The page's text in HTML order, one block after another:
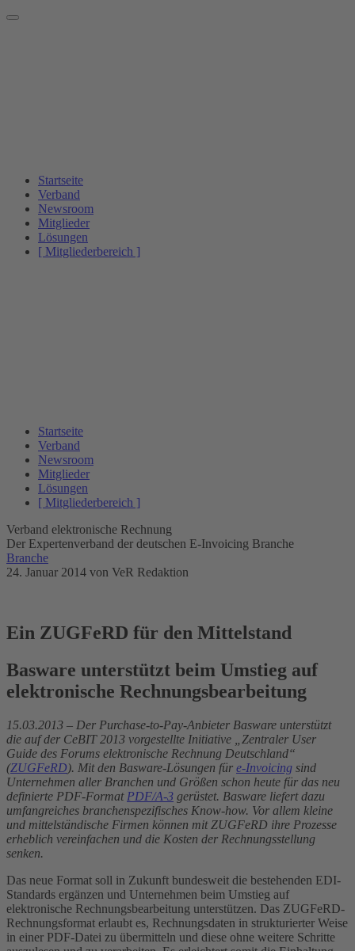
Startseite
Verband
Newsroom
Mitglieder
Lösungen
[ Mitgliederbereich ]
Startseite
Verband
Newsroom
Mitglieder
Lösungen
[ Mitgliederbereich ]
Verband elektronische Rechnung
Der Expertenverband der deutschen E-Invoicing Branche
Branche
24. Januar 2014 von VeR Redaktion
Ein ZUGFeRD für den Mittelstand
Basware unterstützt beim Umstieg auf
elektronische Rechnungsbearbeitung
15.03.2013 – Der Purchase-to-Pay-Anbieter Basware unterstützt
die auf der CeBIT 2013 vorgestellte Initiative „Zentraler User
Guide des Forums elektronische Rechnung Deutschland“
(ZUGFeRD). Mit den Basware-Lösungen für e-Invoicing sind
Unternehmen aller Branchen und Größen schon heute für das neu
definierte PDF-Format PDF/A-3 gerüstet. Basware liefert dazu
umfangreiches branchenspezifisches Know-how. Vor allem kleine
und mittelständische Firmen können mit ZUGFeRD ihre Prozesse
erheblich vereinfachen und die Kosten der Rechnungsstellung
senken.
Das neue Format soll in Zukunft bundesweit die bestehenden EDI-
Standards ergänzen und Unternehmen beim Umstieg auf
elektronische Rechnungsbearbeitung unterstützen. Das ZUGFeRD-
Rechnungsformat erlaubt es, Rechnungsdaten in strukturierter Weise
in einer PDF-Datei zu übermitteln und diese ohne weitere Schritte